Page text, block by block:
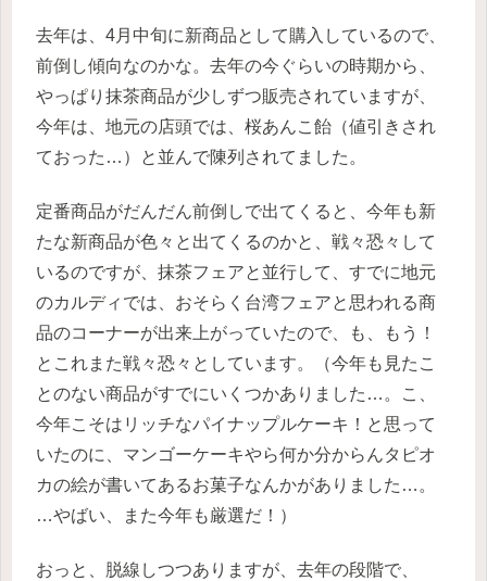
去年は、4月中旬に新商品として購入しているので、
前倒し傾向なのかな。去年の今ぐらいの時期から、
やっぱり抹茶商品が少しずつ販売されていますが、
今年は、地元の店頭では、桜あんこ飴（値引きされ
ておった…）と並んで陳列されてました。
定番商品がだんだん前倒しで出てくると、今年も新
たな新商品が色々と出てくるのかと、戦々恐々して
いるのですが、抹茶フェアと並行して、すでに地元
のカルディでは、おそらく台湾フェアと思われる商
品のコーナーが出来上がっていたので、も、もう！
とこれまた戦々恐々としています。（今年も見たこ
とのない商品がすでにいくつかありました…。こ、
今年こそはリッチなパイナップルケーキ！と思って
いたのに、マンゴーケーキやら何か分からんタピオ
カの絵が書いてあるお菓子なんかがありました…。
…やばい、また今年も厳選だ！）
おっと、脱線しつつありますが、去年の段階で、